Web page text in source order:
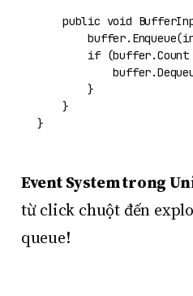
public void
if (buffer.Count >
        }
    }
Event System trong
từ click chuột đến
queue!